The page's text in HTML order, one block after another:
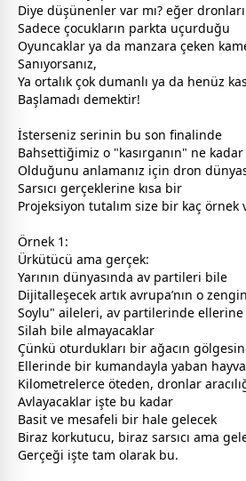
Diye düşünenler var mı? eğer dronları
Sadece çocukların parkta uçurduğu
Oyuncaklar ya da manzara çeken
Sanıyorsanız,
Ya ortalık çok dumanlı ya da henüz
Başlamadı demektir!
İsterseniz serinin bu son finalinde
Bahsettiğimiz o "kasırganın" ne
Olduğunu anlamanız için dron
Sarsıcı gerçeklerine kısa bir
Projeksiyon tutalım size bir kaç örnek
Örnek 1:
Ürkütücü ama gerçek:
Yarının dünyasında av partileri bile
Dijitalleşecek artık avrupa’nın o
Soylu" aileleri, av partilerinde ellerine
Silah bile almayacaklar
Çünkü oturdukları bir ağacın
Ellerinde bir kumandayla yaban
Kilometrelerce öteden, dronlar
Avlayacaklar işte bu kadar
Basit ve mesafeli bir hale gelecek
Biraz korkutucu, biraz sarsıcı ama
Gerçeği işte tam olarak bu.